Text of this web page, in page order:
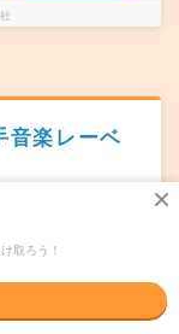
音楽レーベ
から徒歩7分
取ろう！